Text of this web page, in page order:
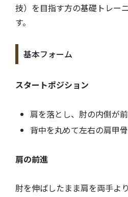
技）を目指す方の基礎トレー
す。
基本フォーム
スタートポジション
肩を落とし、肘の内側が
背中を丸めて左右の肩甲
肩の前進
肘を伸ばしたまま肩を両手よ